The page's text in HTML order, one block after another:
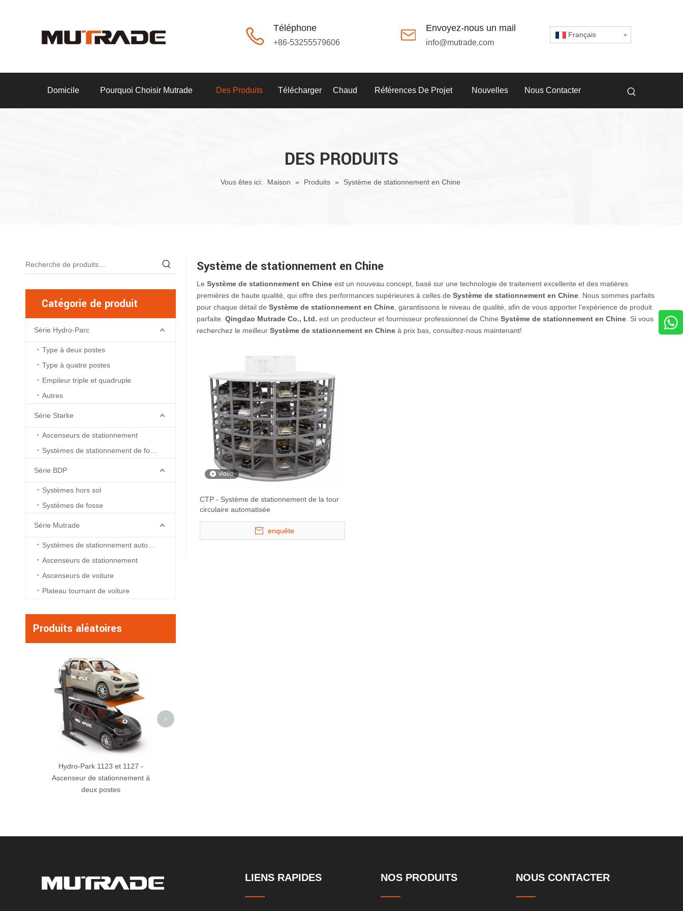
Téléphone
+86-53255579606
Envoyez-nous un mail
info@mutrade.com
Français
Domicile Pourquoi Choisir Mutrade Des Produits Télécharger Chaud Références De Projet Nouvelles Nous Contacter
DES PRODUITS
Vous êtes ici: Maison » Produits » Système de stationnement en Chine
Catégorie de produit
Série Hydro-Parc
Type à deux postes
Type à quatre postes
Empileur triple et quadruple
Autres
Série Starke
Ascenseurs de stationnement
Série BDP
Systèmes hors sol
Systèmes de fosse
Série Mutrade
Ascenseurs de stationnement
Ascenseurs de voiture
Plateau tournant de voiture
Produits aléatoires
Hydro-Park 1123 et 1127 -
Ascenseur de stationnement à
deux postes
>
Système de stationnement en Chine
Le Système de stationnement en Chine est un nouveau concept, basé sur une technologie de traitement excellente et des matières
premières de haute qualité, qui offre des performances supérieures à celles de Système de stationnement en Chine . Nous sommes parfaits
pour chaque détail de Système de stationnement en Chine , garantissons le niveau de qualité, afin de vous apporter l'expérience de produit
parfaite. Qingdao Mutrade Co., Ltd. est un producteur et fournisseur professionnel de Chine Système de stationnement en Chine . Si vous
recherchez le meilleur Système de stationnement en Chine à prix bas, consultez-nous maintenant!
vidéo
CTP - Système de stationnement de la tour
circulaire automatisée
enquête
LIENS RAPIDES NOS PRODUITS NOUS CONTACTER